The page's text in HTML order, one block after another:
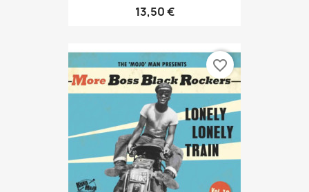
13,50 €
favorite_border